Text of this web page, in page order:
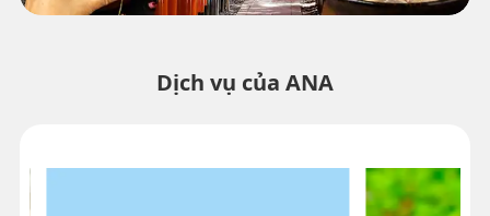
Dịch vụ của ANA